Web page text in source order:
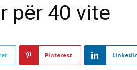
për 40 vite
Pinterest